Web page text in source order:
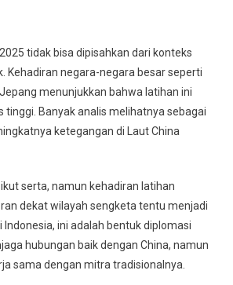
tidak bisa dipisahkan dari konteks
Kehadiran negara-negara besar seperti
menunjukkan bahwa latihan ini
tinggi. Banyak analis melihatnya sebagai
ketegangan di Laut China
serta, namun kehadiran latihan
dekat wilayah sengketa tentu menjadi
Indonesia, ini adalah bentuk diplomasi
hubungan baik dengan China, namun
sama dengan mitra tradisionalnya.